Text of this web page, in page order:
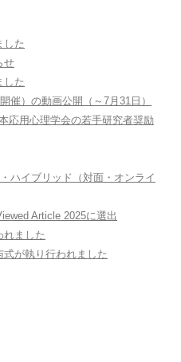
した
せ
した
催）の動画公開（～7月31日）
応用心理学会の若手研究者奨励
ハイブリッド（対面・オンライ
Article 2025に選出
ました
が執り行われました